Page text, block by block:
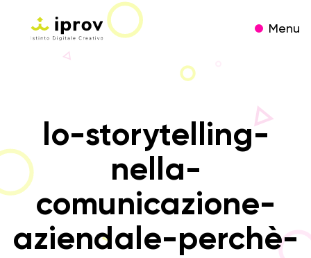
Menu
lo-storytelling-
nella-
comunicazione-
aziendale-perchè-